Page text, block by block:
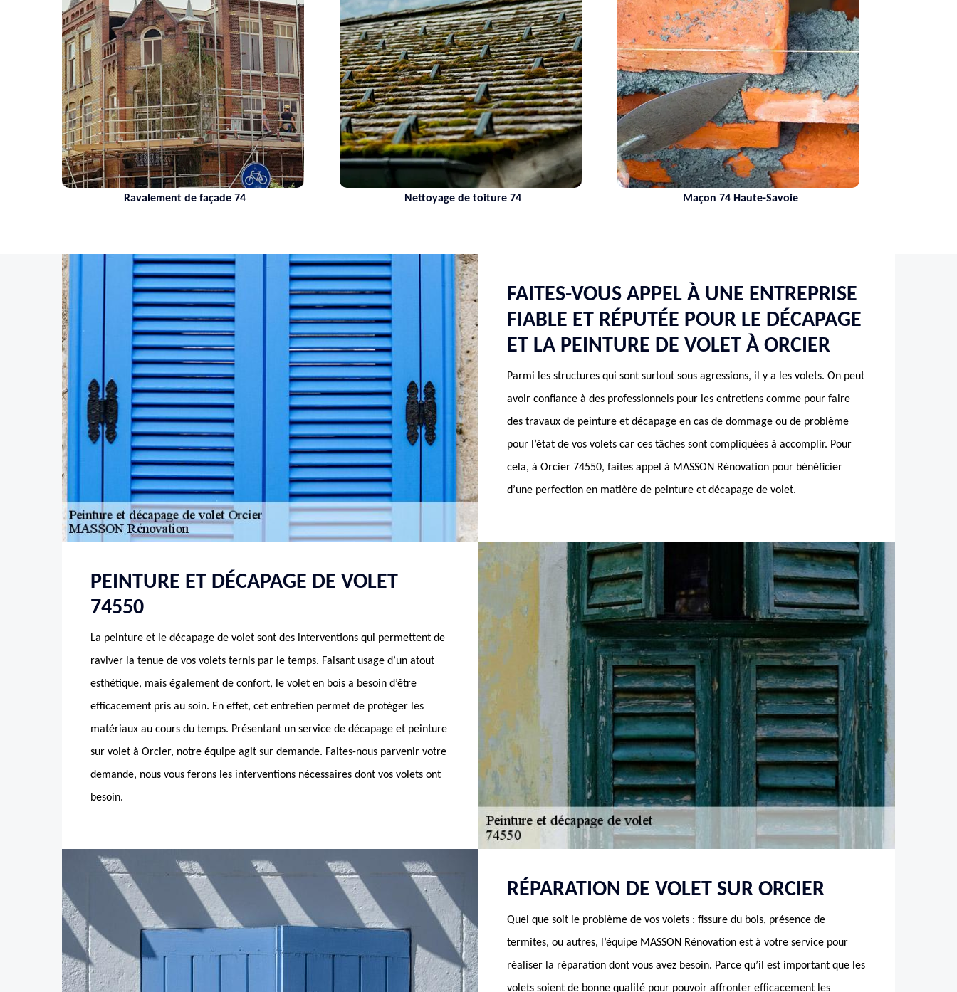
Ravalement de façade 74 Nettoyage de toiture 74 Maçon 74 Haute-Savoie
FAITES-VOUS APPEL À UNE ENTREPRISE
FIABLE ET RÉPUTÉE POUR LE DÉCAPAGE
ET LA PEINTURE DE VOLET À ORCIER
Parmi les structures qui sont surtout sous agressions, il y a les volets. On peut
avoir confiance à des professionnels pour les entretiens comme pour faire
des travaux de peinture et décapage en cas de dommage ou de problème
pour l’état de vos volets car ces tâches sont compliquées à accomplir. Pour
cela, à Orcier 74550, faites appel à MASSON Rénovation pour bénéficier
d’une perfection en matière de peinture et décapage de volet.
PEINTURE ET DÉCAPAGE DE VOLET
74550
La peinture et le décapage de volet sont des interventions qui permettent de
raviver la tenue de vos volets ternis par le temps. Faisant usage d’un atout
esthétique, mais également de confort, le volet en bois a besoin d’être
efficacement pris au soin. En effet, cet entretien permet de protéger les
matériaux au cours du temps. Présentant un service de décapage et peinture
sur volet à Orcier, notre équipe agit sur demande. Faites-nous parvenir votre
demande, nous vous ferons les interventions nécessaires dont vos volets ont
besoin.
RÉPARATION DE VOLET SUR ORCIER
Quel que soit le problème de vos volets : fissure du bois, présence de
termites, ou autres, l’équipe MASSON Rénovation est à votre service pour
réaliser la réparation dont vous avez besoin. Parce qu’il est important que les
volets soient de bonne qualité pour pouvoir affronter efficacement les